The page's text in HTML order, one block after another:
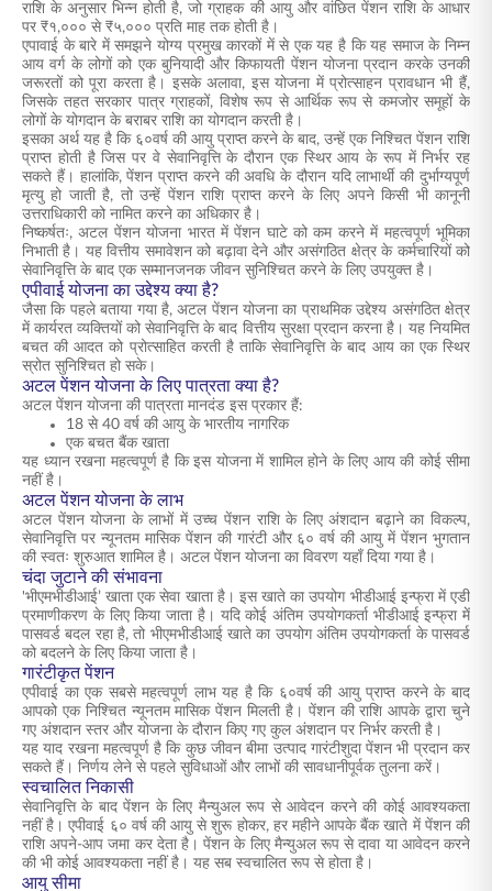
राशि के अनुसार भिन्न होती है, जो ग्राहक की आयु और वांछित पेंशन राशि के आधार
पर ₹१,००० से ₹५,००० प्रति माह तक होती है।
एपावाई के बारे में समझने योग्य प्रमुख कारकों में से एक यह है कि यह समाज के निम्न
आय वर्ग के लोगों को एक बुनियादी और किफायती पेंशन योजना प्रदान करके उनकी
जरूरतों को पूरा करता है। इसके अलावा, इस योजना में प्रोत्साहन प्रावधान भी हैं,
जिसके तहत सरकार पात्र ग्राहकों, विशेष रूप से आर्थिक रूप से कमजोर समूहों के
लोगों के योगदान के बराबर राशि का योगदान करती है।
इसका अर्थ यह है कि ६०वर्ष की आयु प्राप्त करने के बाद, उन्हें एक निश्चित पेंशन राशि
प्राप्त होती है जिस पर वे सेवानिवृत्ति के दौरान एक स्थिर आय के रूप में निर्भर रह
सकते हैं। हालांकि, पेंशन प्राप्त करने की अवधि के दौरान यदि लाभार्थी की दुर्भाग्यपूर्ण
मृत्यु हो जाती है, तो उन्हें पेंशन राशि प्राप्त करने के लिए अपने किसी भी कानूनी
उत्तराधिकारी को नामित करने का अधिकार है।
निष्कर्षतः, अटल पेंशन योजना भारत में पेंशन घाटे को कम करने में महत्वपूर्ण भूमिका
निभाती है। यह वित्तीय समावेशन को बढ़ावा देने और असंगठित क्षेत्र के कर्मचारियों को
सेवानिवृत्ति के बाद एक सम्मानजनक जीवन सुनिश्चित करने के लिए उपयुक्त है।
एपीवाई योजना का उद्देश्य क्या है?
जैसा कि पहले बताया गया है, अटल पेंशन योजना का प्राथमिक उद्देश्य असंगठित क्षेत्र
में कार्यरत व्यक्तियों को सेवानिवृत्ति के बाद वित्तीय सुरक्षा प्रदान करना है। यह नियमित
बचत की आदत को प्रोत्साहित करती है ताकि सेवानिवृत्ति के बाद आय का एक स्थिर
स्रोत सुनिश्चित हो सके।
अटल पेंशन योजना के लिए पात्रता क्या है?
अटल पेंशन योजना की पात्रता मानदंड इस प्रकार हैं:
18 से 40 वर्ष की आयु के भारतीय नागरिक
एक बचत बैंक खाता
यह ध्यान रखना महत्वपूर्ण है कि इस योजना में शामिल होने के लिए आय की कोई सीमा
नहीं है।
अटल पेंशन योजना के लाभ
अटल पेंशन योजना के लाभों में उच्च पेंशन राशि के लिए अंशदान बढ़ाने का विकल्प,
सेवानिवृत्ति पर न्यूनतम मासिक पेंशन की गारंटी और ६० वर्ष की आयु में पेंशन भुगतान
की स्वतः शुरुआत शामिल है। अटल पेंशन योजना का विवरण यहाँ दिया गया है।
चंदा जुटाने की संभावना
'भीएमभीडीआई’ खाता एक सेवा खाता है। इस खाते का उपयोग भीडीआई इन्फ्रा में एडी
प्रमाणीकरण के लिए किया जाता है। यदि कोई अंतिम उपयोगकर्ता भीडीआई इन्फ्रा में
पासवर्ड बदल रहा है, तो भीएमभीडीआई खाते का उपयोग अंतिम उपयोगकर्ता के पासवर्ड
को बदलने के लिए किया जाता है।
गारंटीकृत पेंशन
एपीवाई का एक सबसे महत्वपूर्ण लाभ यह है कि ६०वर्ष की आयु प्राप्त करने के बाद
आपको एक निश्चित न्यूनतम मासिक पेंशन मिलती है। पेंशन की राशि आपके द्वारा चुने
गए अंशदान स्तर और योजना के दौरान किए गए कुल अंशदान पर निर्भर करती है।
यह याद रखना महत्वपूर्ण है कि कुछ जीवन बीमा उत्पाद गारंटीशुदा पेंशन भी प्रदान कर
सकते हैं। निर्णय लेने से पहले सुविधाओं और लाभों की सावधानीपूर्वक तुलना करें।
स्वचालित निकासी
सेवानिवृत्ति के बाद पेंशन के लिए मैन्युअल रूप से आवेदन करने की कोई आवश्यकता
नहीं है। एपीवाई ६० वर्ष की आयु से शुरू होकर, हर महीने आपके बैंक खाते में पेंशन की
राशि अपने-आप जमा कर देता है। पेंशन के लिए मैन्युअल रूप से दावा या आवेदन करने
की भी कोई आवश्यकता नहीं है। यह सब स्वचालित रूप से होता है।
आयु सीमा